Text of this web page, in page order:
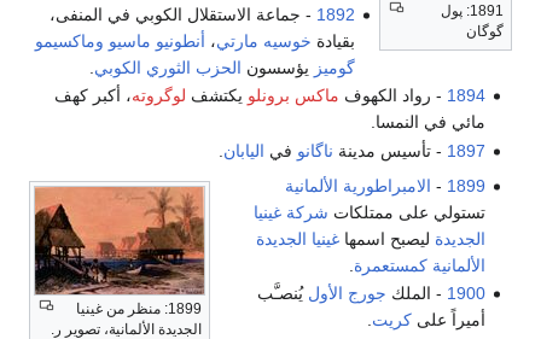
1891: پول
گوگان
1892 - جماعة الاستقلال الكوبي في المنفى،
بقيادة خوسيه مارتي، أنطونيو ماسيو وماكسيمو
گوميز يؤسسون الحزب الثوري الكوبي
1894 - رواد الكهوف ماكس برونلو يكتشف لوگروته، أكبر كهف
مائي في النمسا.
1897 - تأسيس مدينة ناگانو في اليابان
1899: منظر من غينيا
الجديدة الألمانية، تصوير ر.
1899
- الامبراطورية الألمانية
تستولي على ممتلكات شركة غينيا
الجديدة ليصبح اسمهاغينيا الجديدة
الألمانية كمستعمرة
1900 - الملك جورج الأول يُنصـَّب
أميراً علىكريت.